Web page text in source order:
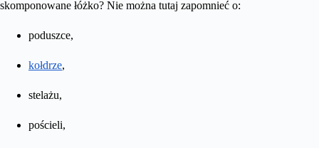
skomponowane łóżko? Nie można tutaj zapomnieć o:
poduszce,
kołdrze,
stelażu,
pościeli,